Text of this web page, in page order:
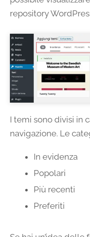
repository
I temi sono divisi in
navigazione. Le
In evidenza
Popolari
Più recenti
Preferiti